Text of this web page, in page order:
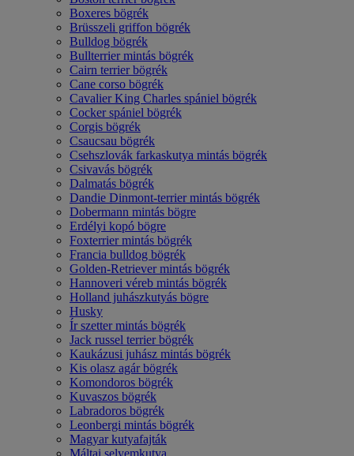
Boxeres bögrék
Brüsszeli griffon bögrék
Bulldog bögrék
Bullterrier mintás bögrék
Cairn terrier bögrék
Cane corso bögrék
Cavalier King Charles spániel bögrék
Cocker spániel bögrék
Corgis bögrék
Csaucsau bögrék
Csehszlovák farkaskutya mintás bögrék
Csivavás bögrék
Dalmatás bögrék
Dandie Dinmont-terrier mintás bögrék
Dobermann mintás bögre
Erdélyi kopó bögre
Foxterrier mintás bögrék
Francia bulldog bögrék
Golden-Retriever mintás bögrék
Hannoveri véreb mintás bögrék
Holland juhászkutyás bögre
Husky
Ír szetter mintás bögrék
Jack russel terrier bögrék
Kaukázusi juhász mintás bögrék
Kis olasz agár bögrék
Komondoros bögrék
Kuvaszos bögrék
Labradoros bögrék
Leonbergi mintás bögrék
Magyar kutyafajták
Máltai selyemkutya